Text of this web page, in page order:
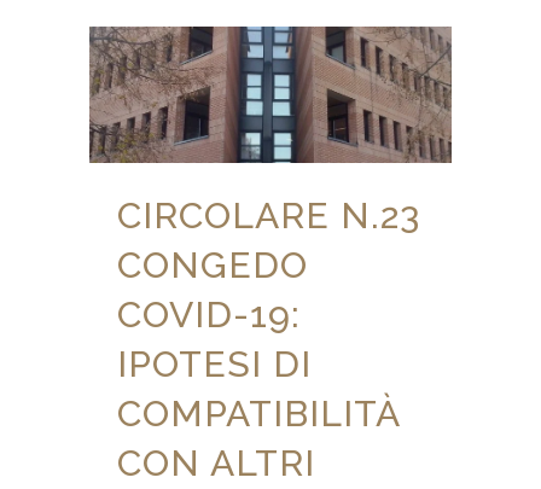
CIRCOLARE N.23
CONGEDO
COVID-19:
IPOTESI DI
COMPATIBILITÀ
CON ALTRI